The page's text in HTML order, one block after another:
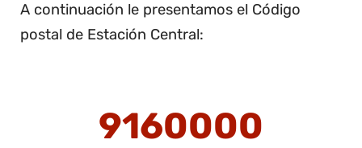
A continuación le presentamos el Código
postal de Estación Central:
9160000